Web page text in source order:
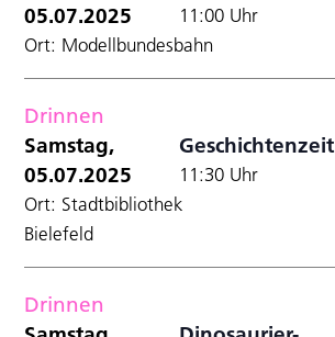
05.07.2025
11:00 Uhr
Ort: Modellbundesbahn
Drinnen
Samstag,
05.07.2025
Geschichtenzeit
11:30 Uhr
Ort: Stadtbibliothek
Bielefeld
Drinnen